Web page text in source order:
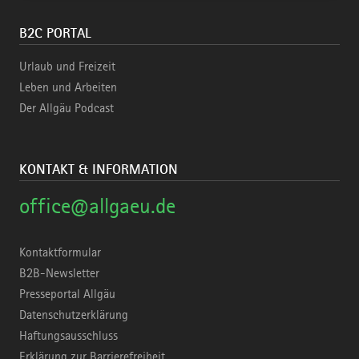
B2C PORTAL
Urlaub und Freizeit
Leben und Arbeiten
Der Allgäu Podcast
KONTAKT & INFORMATION
office@allgaeu.de
Kontaktformular
B2B-Newsletter
Presseportal Allgäu
Datenschutzerklärung
Haftungsausschluss